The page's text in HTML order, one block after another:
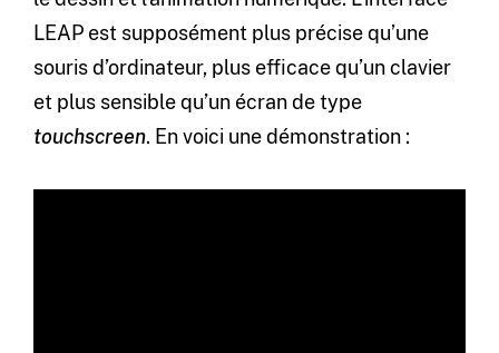
LEAP est supposément plus précise qu’une
souris d’ordinateur, plus efficace qu’un clavier
et plus sensible qu’un écran de type
touchscreen. En voici une démonstration :